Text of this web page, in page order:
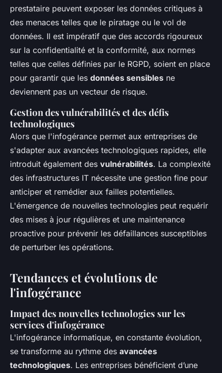
prestataire peuvent exposer les données critiques à
des menaces telles que le piratage ou le vol de
données. Il est impératif que des accords rigoureux
sur la confidentialité et la conformité, aux normes
telles que celles définies par le RGPD, soient en place
pour garantir que les données sensibles ne
deviennent pas un vecteur de risque.
Gestion des vulnérabilités et des défis
technologiques
Alors que l'infogérance permet aux entreprises de
s'adapter aux avancées technologiques rapides, elle
introduit également des vulnérabilités. La complexité
des infrastructures IT nécessite une gestion fine pour
anticiper et remédier aux failles potentielles.
L'émergence de nouvelles technologies peut requérir
des mises à jour régulières et une maintenance
proactive pour prévenir les défaillances susceptibles
de perturber les opérations.
Tendances et évolutions de
l'infogérance
Impact des nouvelles technologies sur les
services d'infogérance
L'infogérance informatique, en constante évolution,
se transforme au rythme des avancées
technologiques. Les entreprises bénéficient d’une